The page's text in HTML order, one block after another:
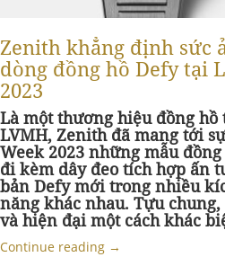
Zenith khẳng định sức
dòng đồng hồ Defy tại
2023
Là một thương hiệu đồng hồ
LVMH, Zenith đã mang tới
Week 2023 những mẫu
đi kèm dây đeo tích hợp ấn
bản Defy mới trong nhiều
năng khác nhau. Tựu
và hiện đại một cách khác
Continue reading →